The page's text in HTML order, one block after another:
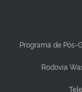
Programa de
Rodovia